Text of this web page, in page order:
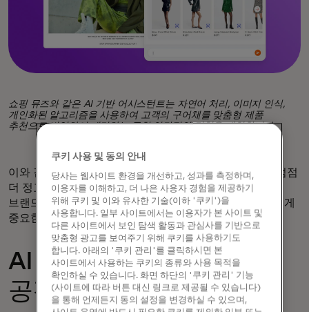
쇼핑 뮤즈와 같은 AI 기반 어시스턴트는 자연어 처리, 이미지 인식,
개인화된 알고리즘을 사용하여 고객의 구어체를 맞춤형 제품
추천으로 번역하여 대면하는 듯한 인간적인 경험을 재현합니다.
이와 같은 고급 AI 기반 경험이 증가함에 따라 고객들은 점점
더 정교한 경험을 원하고 있으며, 모든 상호작용에서
브랜드에 더 많은 것을 기대합니다. 이는 이러한 브랜드에게
중요한 기회를 제공합니다.
AI 기반 개인화를 통한
공감의 프리미엄과 보상
쿠키 사용 및 동의 안내
당사는 웹사이트 환경을 개선하고, 성과를 측정하며,
이용자를 이해하고, 더 나은 사용자 경험을 제공하기
위해 쿠키 및 이와 유사한 기술(이하 '쿠키')을
사용합니다. 일부 사이트에서는 이용자가 본 사이트 및
다른 사이트에서 보인 탐색 활동과 관심사를 기반으로
맞춤형 광고를 보여주기 위해 쿠키를 사용하기도
합니다. 아래의 '쿠키 관리'를 클릭하시면 본
사이트에서 사용하는 쿠키의 종류와 사용 목적을
확인하실 수 있습니다. 화면 하단의 '쿠키 관리' 기능
(사이트에 따라 버튼 대신 링크로 제공될 수 있습니다)
을 통해 언제든지 동의 설정을 변경하실 수 있으며,